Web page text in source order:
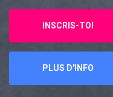
INSCRIS-TOI
PLUS D'INFO